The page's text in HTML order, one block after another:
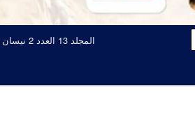
المجلد 13 العدد 2 نيسان 2026